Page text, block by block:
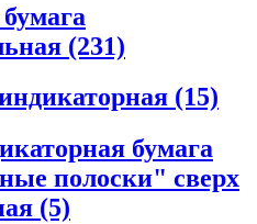
(231)
(15)
бумага
полоски" сверх
(5)